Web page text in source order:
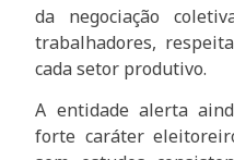
da negociação
trabalhadores,
cada setor produtivo.
A entidade alerta
forte caráter